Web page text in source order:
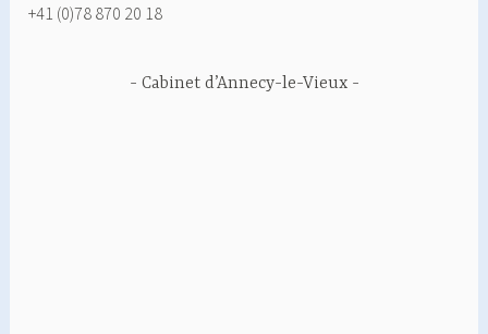
+41 (0)78 870 20 18
Cabinet d’Annecy-le-Vieux